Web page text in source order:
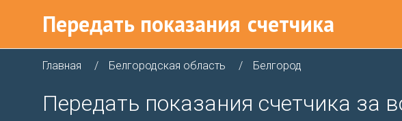
Передать показания счетчика
Главная Белгородская область Белгород
Передать показания счетчика за